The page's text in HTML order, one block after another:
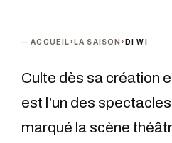
ACCUEIL› LA SAISON › DI WI
Culte dès sa création
est l’un des
marqué la scène